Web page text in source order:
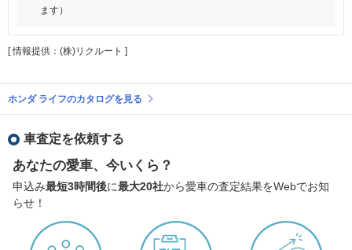
ます）
[ 情報提供：(株)リクルート ]
ホンダ ライフのカタログを見る
車査定を依頼する
あなたの愛車、今いくら？
申込み最短3時間後に最大20社から愛車の査定結果をWebでお知
らせ！